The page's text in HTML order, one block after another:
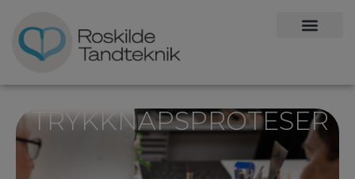
TRYKKNAPSPROTESER